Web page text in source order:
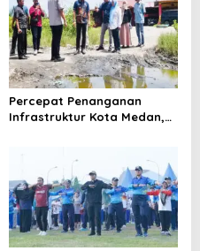
Percepat Penanganan
Infrastruktur Kota Medan,